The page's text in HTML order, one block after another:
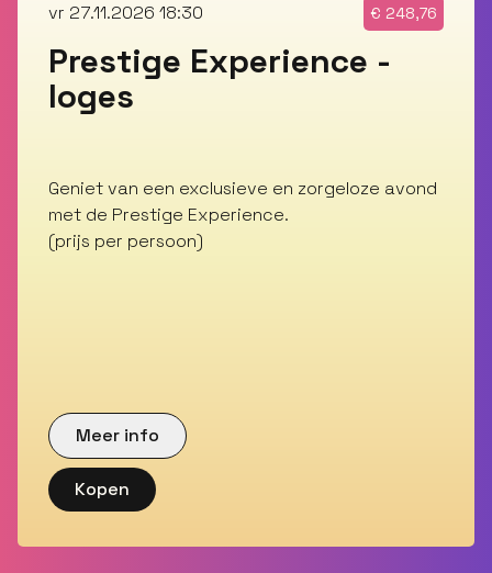
vr 27.11.2026 18:30 € 248,76
Prestige Experience -
loges
Geniet van een exclusieve en zorgeloze avond
met de Prestige Experience.
(prijs per persoon)
Meer info
Kopen